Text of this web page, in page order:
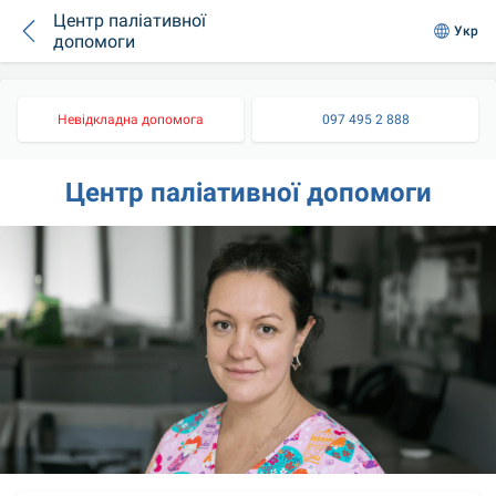
Центр паліативної
допомоги
Укр
Невідкладна допомога 097 495 2 888
Центр паліативної допомоги